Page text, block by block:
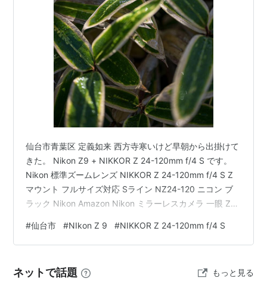
仙台市青葉区 定義如来 西方寺寒いけど早朝から出掛けて
きた。 Nikon Z9 + NIKKOR Z 24-120mm f/4 S です。
Nikon 標準ズームレンズ NIKKOR Z 24-120mm f/4 S Z
マウント フルサイズ対応 Sライン NZ24-120 ニコン ブ
ラック Nikon Amazon Nikon ミラーレスカメラ 一眼 Z9
NIKKOR Z 85mm f/1.2S Zマウント ミラーレス一眼 フル
サイズ対応 Nikon Amazon Main Blog です。宜しければ
#仙台市 #NIkon Z 9 #NIKKOR Z 24-120mm f/4 S
ネットで話題 もっと見る